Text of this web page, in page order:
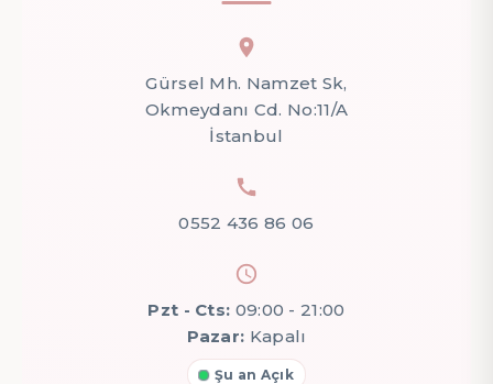
Gürsel Mh. Namzet Sk,
Okmeydanı Cd. No:11/A
İstanbul
0552 436 86 06
Pzt - Cts: 09:00 - 21:00
Pazar: Kapalı
Şu an Açık